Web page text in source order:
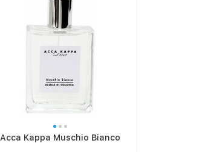
Acca Kappa Muschio Bianco